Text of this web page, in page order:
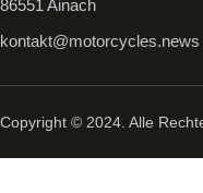
86551 Ainach
kontakt@motorcycles.news
Copyright © 2024. Alle